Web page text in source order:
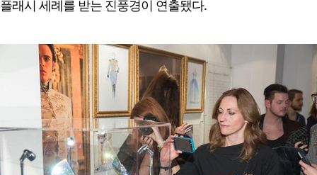
플래시 세례를 받는 진풍경이 연출됐다.